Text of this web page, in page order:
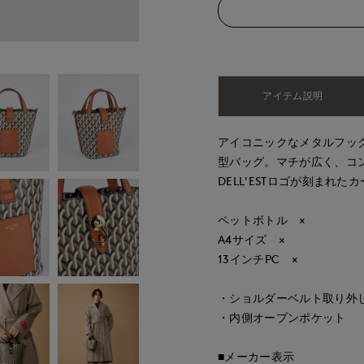
アイテム説明
アイコニックなメタルフッ
型バッグ。マチが広く、コ
DELL'ESTロゴが刻まれた
ペットボトル ×
A4サイズ ×
13インチPC ×
・ショルダーベルト取り外
・内側オープンポケット
■メーカー表示